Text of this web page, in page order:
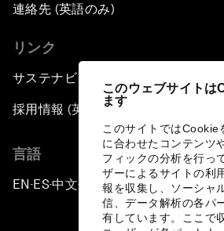
このウェブサイトは
ます
このサイトではCookie
に合わせたコンテンツ
フィックの分析を行っ
ザーによるサイトの利
報を収集し、ソーシャ
信、データ解析の各パ
有しています。ここで
連絡先 (英語のみ)
リンク
サステナビリティへの取り組み
採用情報 (英語のみ)
言語
EN ▪ES▪中文▪ 日本語